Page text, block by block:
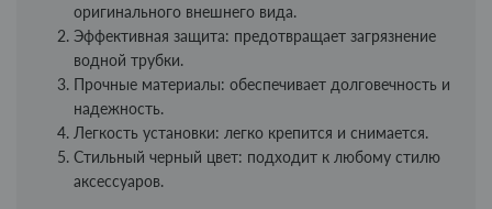
оригинального внешнего вида.
Эффективная защита: предотвращает загрязнение
водной трубки.
Прочные материалы: обеспечивает долговечность и
надежность.
Легкость установки: легко крепится и снимается.
Стильный черный цвет: подходит к любому стилю
аксессуаров.